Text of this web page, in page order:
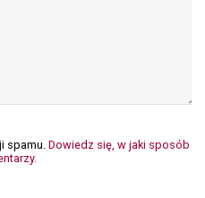
spamu.Dowiedz się, w jaki sposób